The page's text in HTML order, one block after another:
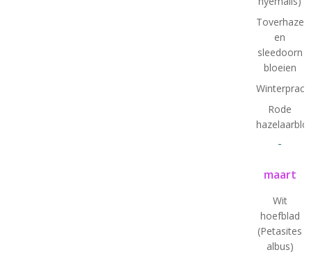
en
sleedoorn
bloeien
Rode
-
maart
Wit
hoefblad
(Petasites
albus)